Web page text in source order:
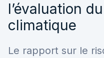
l’évaluation
climatique
Le rapport sur le